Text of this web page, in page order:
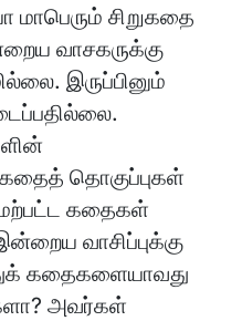
மாபெரும் சிறுகதை
வாசகருக்கு
இருப்பினும்
தொகுப்புகள்
கதைகள்
வாசிப்புக்கு
கதைகளையாவது
அவர்கள்